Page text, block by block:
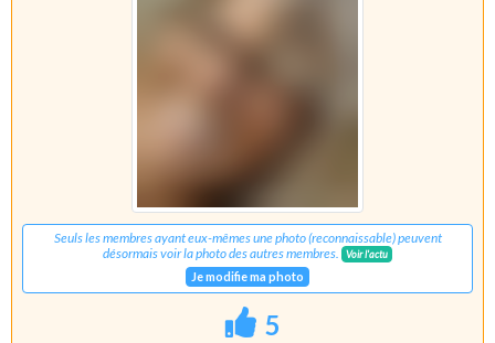
Seuls les membres ayant eux-mêmes une photo (reconnaissable) peuvent
désormais voir la photo des autres membres.
Voir l'actu
Je modifie ma photo
5